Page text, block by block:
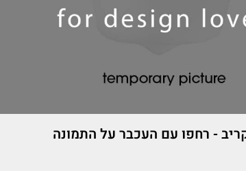
- רחפו עם העכבר על התמונה